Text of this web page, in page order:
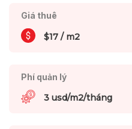
Giá thuê
$17 / m2
Phí quản lý
3 usd/m2/tháng